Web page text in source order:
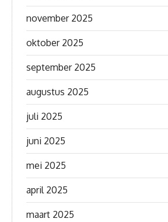
november 2025
oktober 2025
september 2025
augustus 2025
juli 2025
juni 2025
mei 2025
april 2025
maart 2025